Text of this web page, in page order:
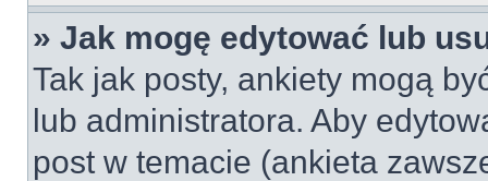
» Jak mogę edytować lub
Tak jak posty, ankiety mogą
lub administratora. Aby
post w temacie (ankieta